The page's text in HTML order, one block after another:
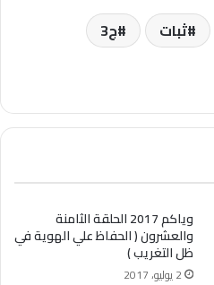
ثبات
ج3
وياكم 2017 الحلقة الثامنة
والعشرون ( الحفاظ علي الهوية في
ظل التغريب )
2 يوليو، 2017